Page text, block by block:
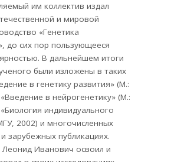
им коллектив издал
и мировой
«Генетика
до сих пор пользующееся
В дальнейшем итоги
были изложены в таких
в генетику развития» (М.:
в нейрогенетику» (М.:
индивидуального
2002) и многочисленных
зарубежных публикациях.
Иванович освоил и